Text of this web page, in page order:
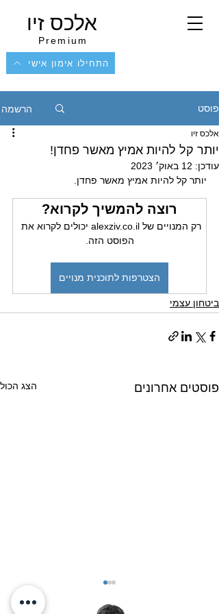
אלכס זיו
Premium
התחילו אימון אישי
פוסט הרשמה
יותר קל להיות אמיץ מאשר פחדן!
אלכס זיו
עודכן: 12 באוק׳ 2023
יותר קל להיות אמיץ מאשר פחדן.
רוצה להמשיך לקרוא?
רק המנויים של alexziv.co.il יכולים לקרוא את
הפוסט הזה.
הצטרפות לתוכנית מנויים
ביטחון עצמי
פוסטים אחרונים הצג הכול